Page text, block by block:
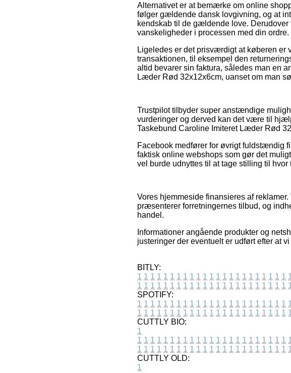
Alternativet er at bemærke om online
følger gældende dansk lovgivning, og at
kendskab til de gældende love.
vanskeligheder i processen med din ordre.
Ligeledes er det prisværdigt at køberen
transaktionen, til eksempel den
altid bevarer sin faktura, således man en
Læder Rød 32x12x6cm, uanset om man
Trustpilot tilbyder super anstændige
vurderinger og derved kan det være til
Taskebund Caroline Imiteret Læder Rød
Facebook medfører for øvrigt fuldstændig
faktisk online webshops som gør det
vel burde udnyttes til at tage stilling til hvor
Vores hjemmeside finansieres af
præsenterer forretningernes tilbud, og
handel.
Informationer angående produkter og
justeringer der eventuelt er udført efter at
BITLY:
1 1 1 1 1 1 1 1 1 1 1 1 1 1 1 1 1 1 1 1 1 1 1
1 1 1 1 1 1 1 1 1 1 1 1 1 1 1 1 1 1 1 1 1 1 1
SPOTIFY:
1 1 1 1 1 1 1 1 1 1 1 1 1 1 1 1 1 1 1 1 1 1 1
1 1 1 1 1 1 1 1 1 1 1 1 1 1 1 1 1 1 1 1 1 1 1
CUTTLY BIO:
1
1 1 1 1 1 1 1 1 1 1 1 1 1 1 1 1 1 1 1 1 1 1 1
1 1 1 1 1 1 1 1 1 1 1 1 1 1 1 1 1 1 1 1 1 1 1
CUTTLY OLD:
1